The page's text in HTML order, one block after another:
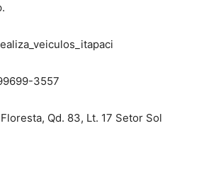
99699-3557
Qd. 83, Lt. 17 Setor Sol